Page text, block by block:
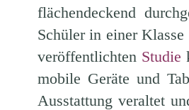
flächendeckend
Schüler in einer
veröffentlichten Studie
mobile Geräte und
Ausstattung veraltet